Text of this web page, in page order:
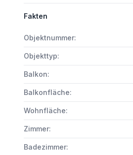
Fakten
Objektnummer:
Objekttyp:
Balkon:
Balkonfläche:
Wohnfläche:
Zimmer:
Badezimmer: